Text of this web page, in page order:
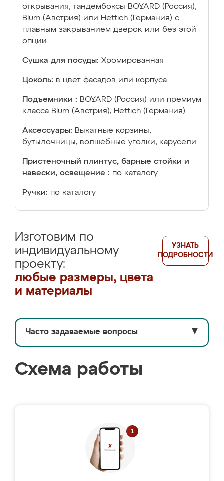
открывания, тандембоксы BOYARD (Россия),
Blum (Австрия) или Hettich (Германия) с
плавным закрыванием дверок или без этой
опции
Сушка для посуды: Хромированная
Цоколь: в цвет фасадов или корпуса
Подъемники : BOYARD (Россия) или премиум
класса Blum (Австрия), Hettich (Германия)
Аксессуары: Выкатные корзины,
бутылочницы, волшебные уголки, карусели
Пристеночный плинтус, барные стойки и
навески, освещение : по каталогу
Ручки: по каталогу
Изготовим по
индивидуальному
проекту:
любые размеры, цвета
и материалы
УЗНАТЬ
ПОДРОБНОСТИ
Часто задаваемые вопросы ▼
Схема работы